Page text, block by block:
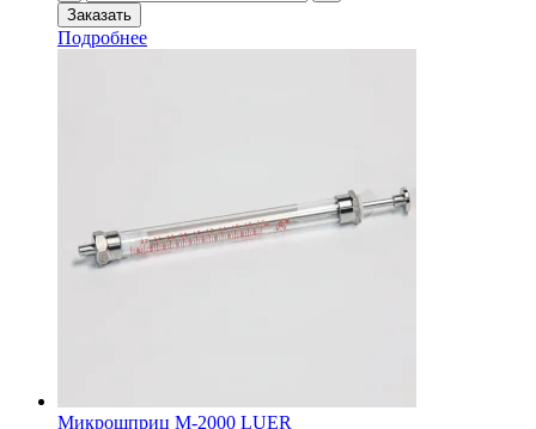
товара
Микрошприц
М-500
Заказать
Подробнее
Микрошприц М-2000 LUER